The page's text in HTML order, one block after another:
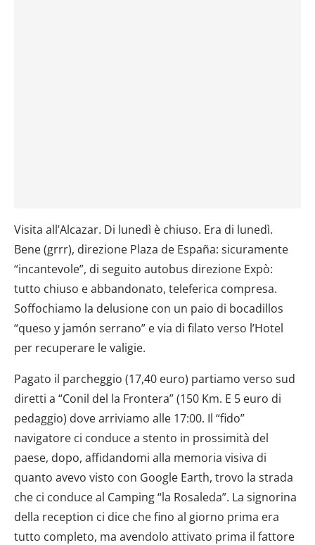
Visita all’Alcazar. Di lunedì è chiuso. Era di lunedì.
Bene (grrr), direzione Plaza de España: sicuramente
“incantevole”, di seguito autobus direzione Expò:
tutto chiuso e abbandonato, teleferica compresa.
Soffochiamo la delusione con un paio di bocadillos
“queso y jamón serrano” e via di filato verso l’Hotel
per recuperare le valigie.
Pagato il parcheggio (17,40 euro) partiamo verso sud
diretti a “Conil del la Frontera” (150 Km. E 5 euro di
pedaggio) dove arriviamo alle 17:00. Il “fido”
navigatore ci conduce a stento in prossimità del
paese, dopo, affidandomi alla memoria visiva di
quanto avevo visto con Google Earth, trovo la strada
che ci conduce al Camping “la Rosaleda”. La signorina
della reception ci dice che fino al giorno prima era
tutto completo, ma avendolo attivato prima il fattore